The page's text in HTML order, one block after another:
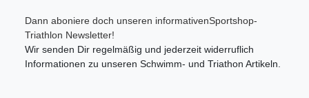
Dann aboniere doch unseren informativenSportshop-
Triathlon Newsletter!
Wir senden Dir regelmäßig und jederzeit widerruflich
Informationen zu unseren Schwimm- und Triathon Artikeln.